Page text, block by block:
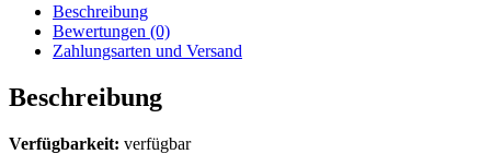
Beschreibung
Bewertungen (0)
Zahlungsarten und Versand
Beschreibung
Verfügbarkeit: verfügbar